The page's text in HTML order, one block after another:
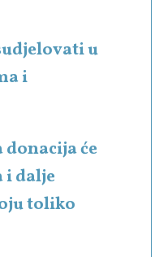
u
i
donacija će
i dalje
toliko